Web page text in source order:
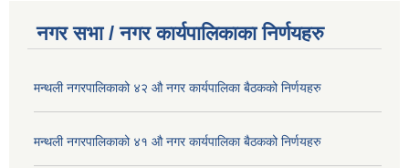
नगर सभा / नगर कार्यपालिकाका निर्णयहरु
मन्थली नगरपालिकाको ४२ औ नगर कार्यपालिका बैठकको निर्णयहरु
मन्थली नगरपालिकाको ४१ औ नगर कार्यपालिका बैठकको निर्णयहरु